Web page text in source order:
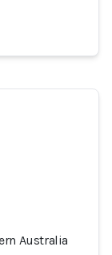
Australia